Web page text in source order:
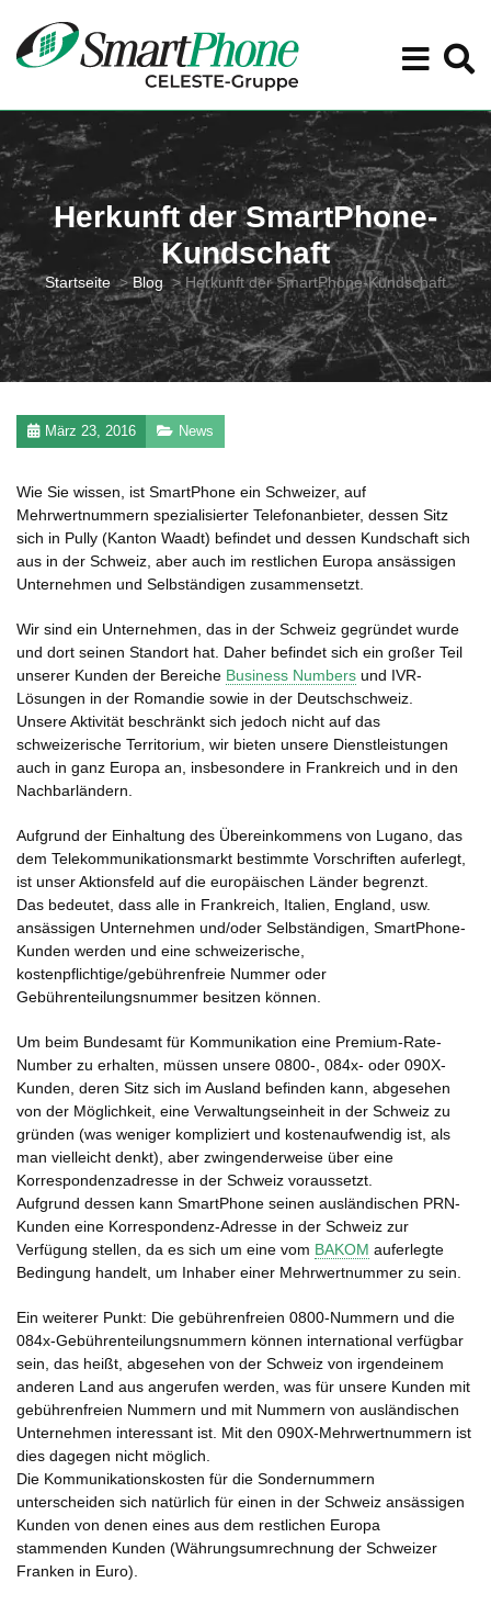
Herkunft der SmartPhone-
Kundschaft
Startseite >Blog > Herkunft der SmartPhone-Kundschaft
März 23, 2016 News
Wie Sie wissen, ist SmartPhone ein Schweizer, auf
Mehrwertnummern spezialisierter Telefonanbieter, dessen Sitz
sich in Pully (Kanton Waadt) befindet und dessen Kundschaft sich
aus in der Schweiz, aber auch im restlichen Europa ansässigen
Unternehmen und Selbständigen zusammensetzt.
Wir sind ein Unternehmen, das in der Schweiz gegründet wurde
und dort seinen Standort hat. Daher befindet sich ein großer Teil
unserer Kunden der Bereiche Business Numbers und IVR-
Lösungen in der Romandie sowie in der Deutschschweiz.
Unsere Aktivität beschränkt sich jedoch nicht auf das
schweizerische Territorium, wir bieten unsere Dienstleistungen
auch in ganz Europa an, insbesondere in Frankreich und in den
Nachbarländern.
Aufgrund der Einhaltung des Übereinkommens von Lugano, das
dem Telekommunikationsmarkt bestimmte Vorschriften auferlegt,
ist unser Aktionsfeld auf die europäischen Länder begrenzt.
Das bedeutet, dass alle in Frankreich, Italien, England, usw.
ansässigen Unternehmen und/oder Selbständigen, SmartPhone-
Kunden werden und eine schweizerische,
kostenpflichtige/gebührenfreie Nummer oder
Gebührenteilungsnummer besitzen können.
Um beim Bundesamt für Kommunikation eine Premium-Rate-
Number zu erhalten, müssen unsere 0800-, 084x- oder 090X-
Kunden, deren Sitz sich im Ausland befinden kann, abgesehen
von der Möglichkeit, eine Verwaltungseinheit in der Schweiz zu
gründen (was weniger kompliziert und kostenaufwendig ist, als
man vielleicht denkt), aber zwingenderweise über eine
Korrespondenzadresse in der Schweiz voraussetzt.
Aufgrund dessen kann SmartPhone seinen ausländischen PRN-
Kunden eine Korrespondenz-Adresse in der Schweiz zur
Verfügung stellen, da es sich um eine vom BAKOM auferlegte
Bedingung handelt, um Inhaber einer Mehrwertnummer zu sein.
Ein weiterer Punkt: Die gebührenfreien 0800-Nummern und die
084x-Gebührenteilungsnummern können international verfügbar
sein, das heißt, abgesehen von der Schweiz von irgendeinem
anderen Land aus angerufen werden, was für unsere Kunden mit
gebührenfreien Nummern und mit Nummern von ausländischen
Unternehmen interessant ist. Mit den 090X-Mehrwertnummern ist
dies dagegen nicht möglich.
Die Kommunikationskosten für die Sondernummern
unterscheiden sich natürlich für einen in der Schweiz ansässigen
Kunden von denen eines aus dem restlichen Europa
stammenden Kunden (Währungsumrechnung der Schweizer
Franken in Euro).